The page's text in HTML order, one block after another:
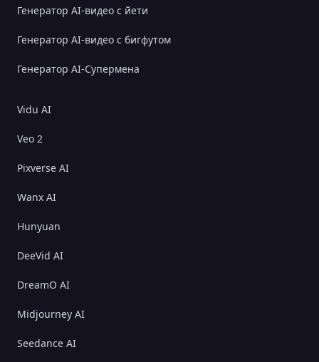
Генератор AI-видео с йети
Генератор AI-видео с бигфутом
Генератор AI-Супермена
Vidu AI
Veo 2
Pixverse AI
Wanx AI
Hunyuan
DeeVid AI
DreamO AI
Midjourney AI
Seedance AI